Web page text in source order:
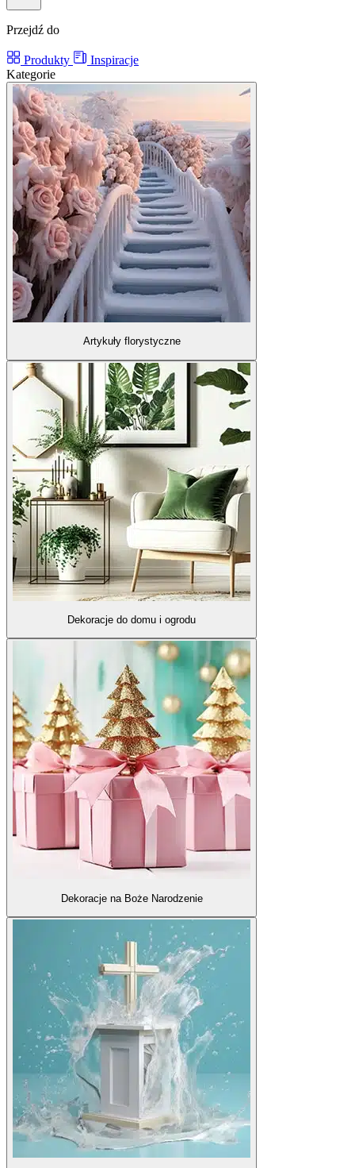
Przejdź do
Produkty
Inspiracje
Kategorie
Artykuły florystyczne
Dekoracje do domu i ogrodu
Dekoracje na Boże Narodzenie